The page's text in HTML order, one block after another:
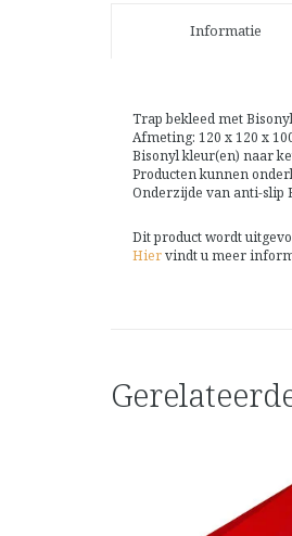
Informatie
Trap bekleed met
Afmeting: 120 x 120 x
Bisonyl kleur(en) naar
Producten kunnen
Onderzijde van anti-slip
Dit product wordt
Hiervindt u meer